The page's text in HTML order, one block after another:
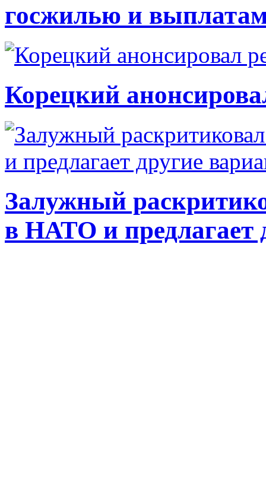
госжилью и
Корецкий
Залужный
в НАТО и предлагает